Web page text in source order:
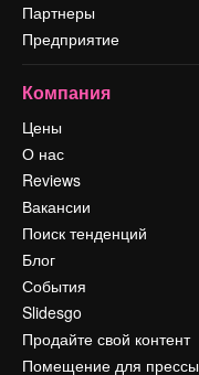
Партнеры
Предприятие
Компания
Цены
О нас
Reviews
Вакансии
Поиск тенденций
Блог
События
Slidesgo
Продайте свой контент
Помещение для прессы